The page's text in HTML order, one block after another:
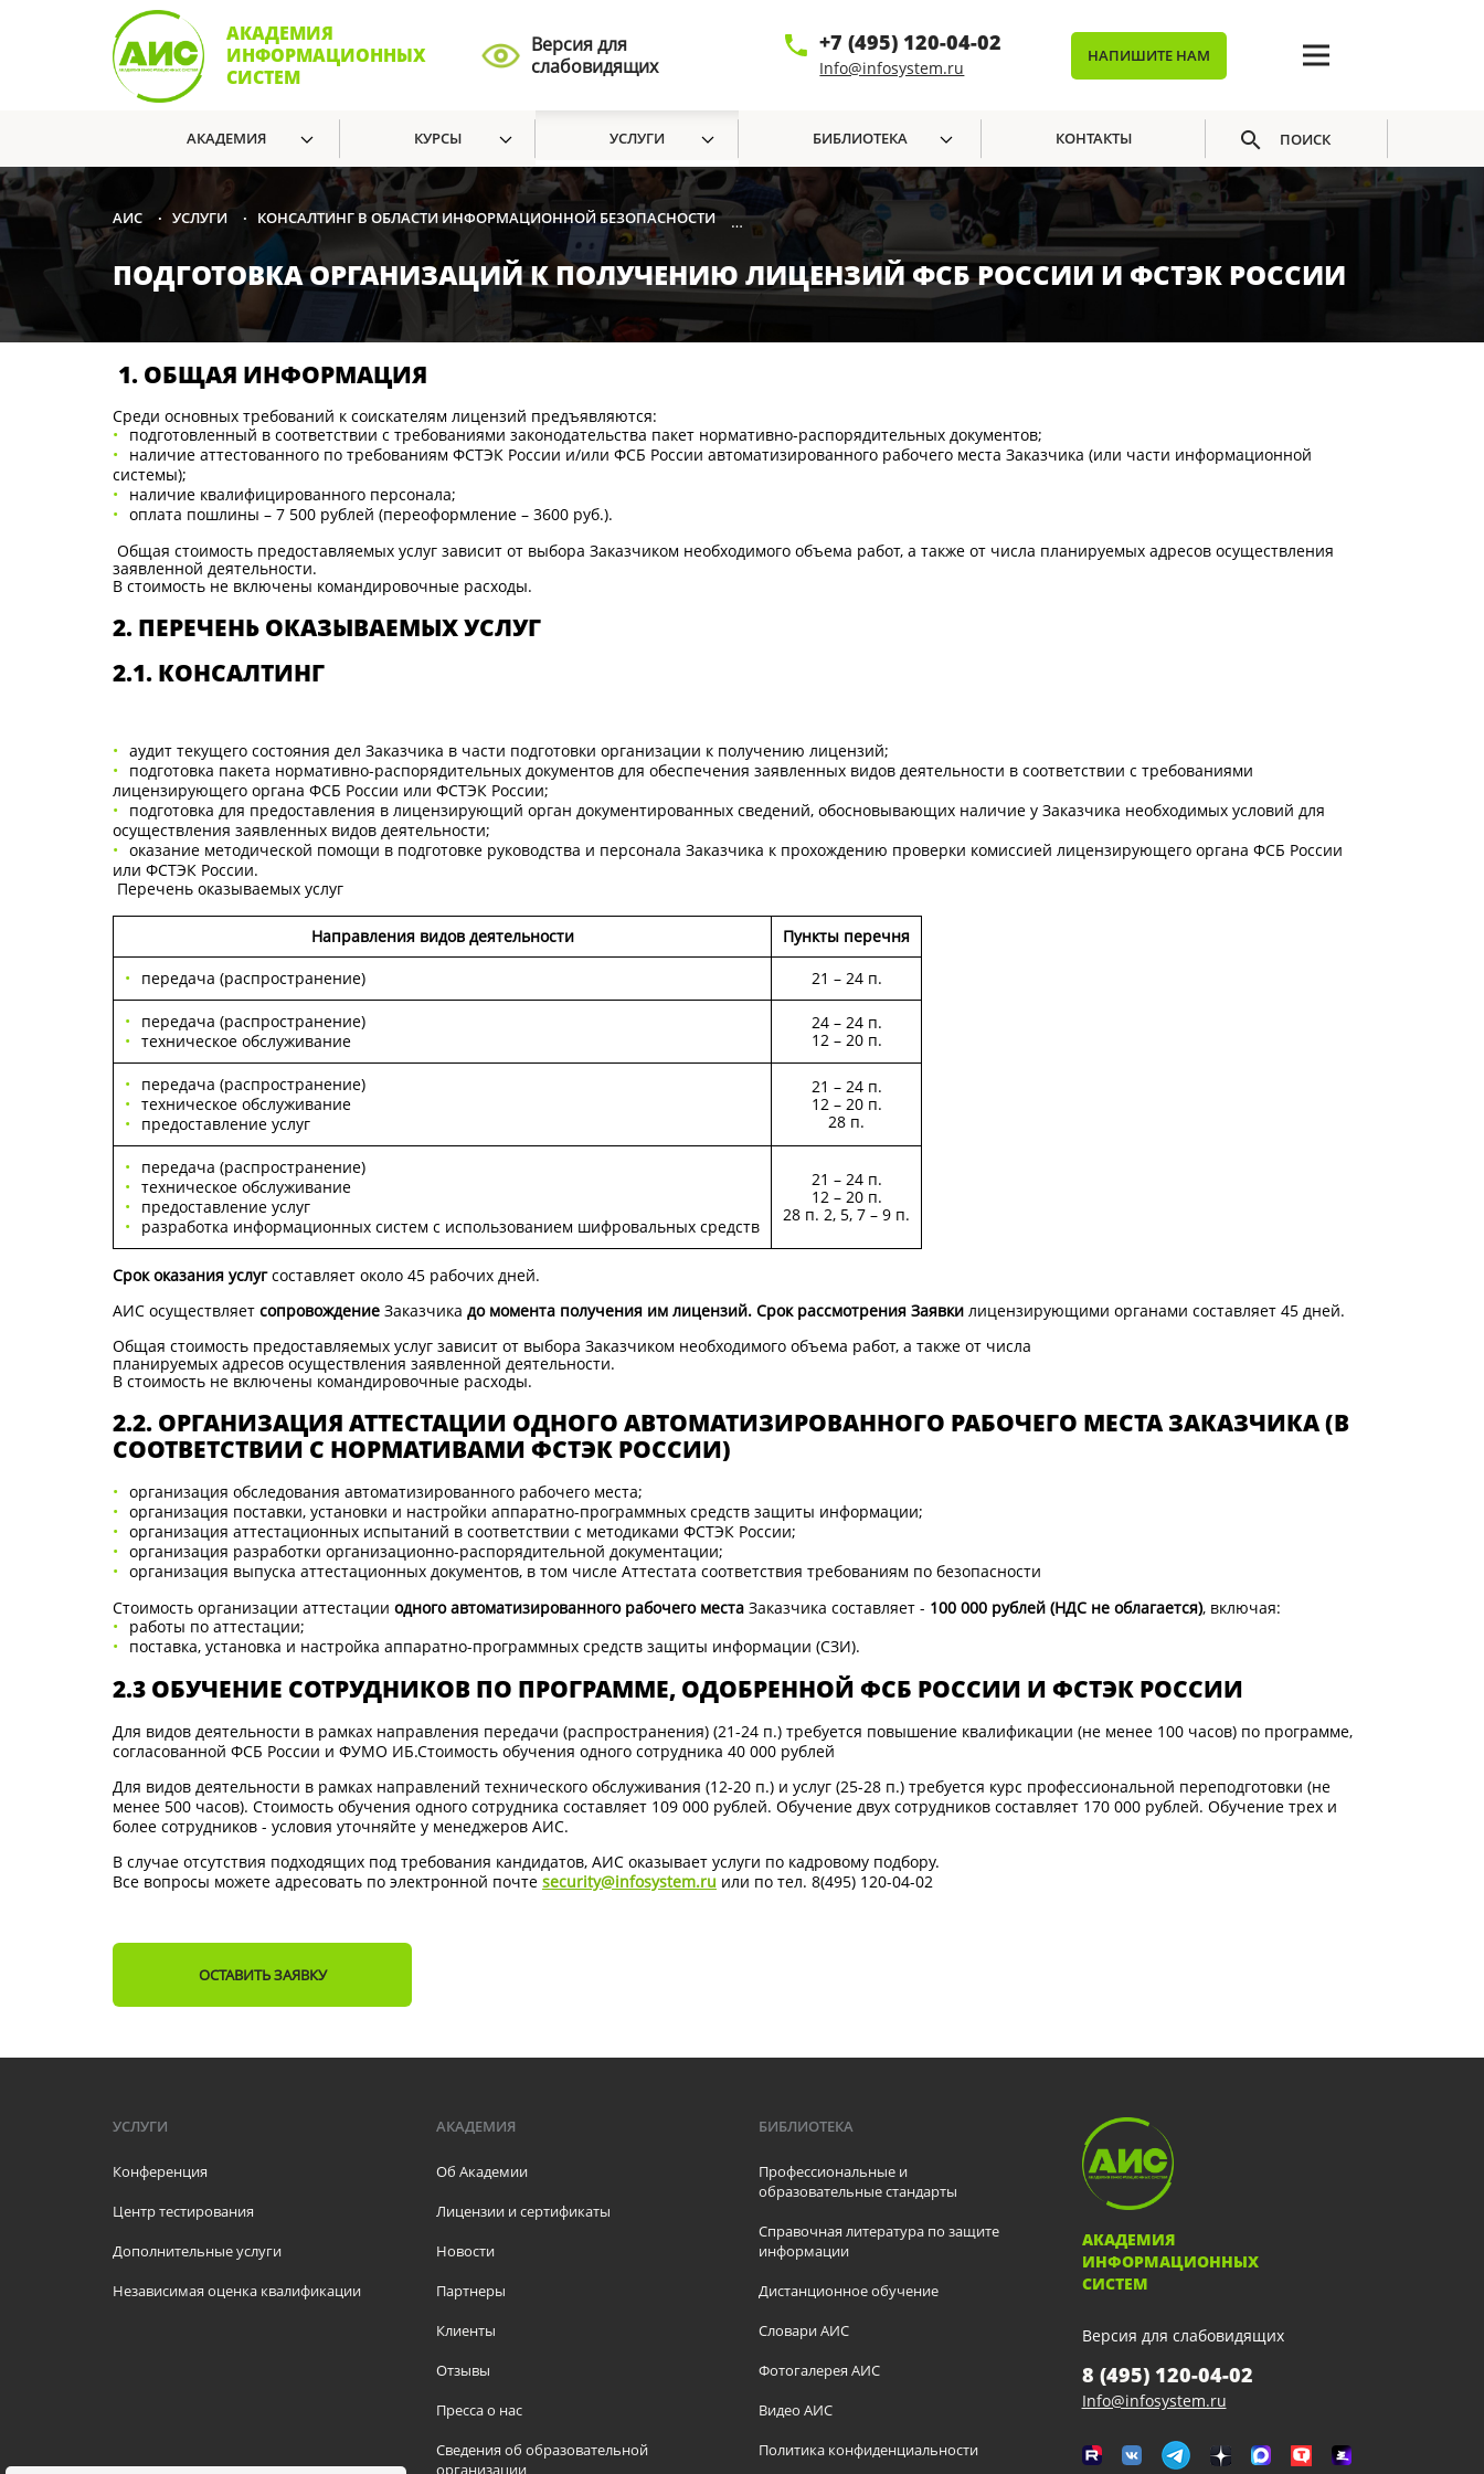
АКАДЕМИЯ
ИНФОРМАЦИОННЫХ
СИСТЕМ
Версия для
слабовидящих
+7 (495) 120-04-02
Info@infosystem.ru
НАПИШИТЕ НАМ
АКАДЕМИЯ КУРСЫ УСЛУГИ БИБЛИОТЕКА КОНТАКТЫ ПОИСК
АИС • УСЛУГИ • КОНСАЛТИНГ В ОБЛАСТИ ИНФОРМАЦИОННОЙ БЕЗОПАСНОСТИ ПОДГОТОВКА ОРГАНИЗАЦИЙ К ПОЛУЧЕНИЮ ЛИЦЕНЗИЙ
ПОДГОТОВКА ОРГАНИЗАЦИЙ К ПОЛУЧЕНИЮ ЛИЦЕНЗИЙ ФСБ РОССИИ И ФСТЭК РОССИИ
1. ОБЩАЯ ИНФОРМАЦИЯ
Среди основных требований к соискателям лицензий предъявляются:
подготовленный в соответствии с требованиями законодательства пакет нормативно-распорядительных документов;
наличие аттестованного по требованиям ФСТЭК России и/или ФСБ России автоматизированного рабочего места Заказчика (или части информационной
системы);
наличие квалифицированного персонала;
оплата пошлины – 7 500 рублей (переоформление – 3600 руб.).
Общая стоимость предоставляемых услуг зависит от выбора Заказчиком необходимого объема работ, а также от числа планируемых адресов осуществления
заявленной деятельности.
В стоимость не включены командировочные расходы.
2. ПЕРЕЧЕНЬ ОКАЗЫВАЕМЫХ УСЛУГ
2.1. КОНСАЛТИНГ
аудит текущего состояния дел Заказчика в части подготовки организации к получению лицензий;
подготовка пакета нормативно-распорядительных документов для обеспечения заявленных видов деятельности в соответствии с требованиями
лицензирующего органа ФСБ России или ФСТЭК России;
подготовка для предоставления в лицензирующий орган документированных сведений, обосновывающих наличие у Заказчика необходимых условий для
осуществления заявленных видов деятельности;
оказание методической помощи в подготовке руководства и персонала Заказчика к прохождению проверки комиссией лицензирующего органа ФСБ России
или ФСТЭК России.
Перечень оказываемых услуг
Направления видов деятельности
Пункты перечня
передача (распространение)
21 – 24 п.
передача (распространение)
техническое обслуживание
24 – 24 п.
12 – 20 п.
передача (распространение)
техническое обслуживание
предоставление услуг
21 – 24 п.
12 – 20 п.
28 п.
передача (распространение)
техническое обслуживание
предоставление услуг
разработка информационных систем с использованием шифровальных средств
21 – 24 п.
12 – 20 п.
28 п. 2, 5, 7 – 9 п.
Срок оказания услугсоставляет около 45 рабочих дней.
АИС осуществляет сопровождение Заказчика до момента получения им лицензий. Срок рассмотрения Заявки лицензирующими органами составляет 45 дней.
Общая стоимость предоставляемых услуг зависит от выбора Заказчиком необходимого объема работ, а также от числа
планируемых адресов осуществления заявленной деятельности.
В стоимость не включены командировочные расходы.
2.2. ОРГАНИЗАЦИЯ АТТЕСТАЦИИ ОДНОГО АВТОМАТИЗИРОВАННОГО РАБОЧЕГО МЕСТА ЗАКАЗЧИКА (В
СООТВЕТСТВИИ С НОРМАТИВАМИ ФСТЭК РОССИИ)
организация обследования автоматизированного рабочего места;
организация поставки, установки и настройки аппаратно-программных средств защиты информации;
организация аттестационных испытаний в соответствии с методиками ФСТЭК России;
организация разработки организационно-распорядительной документации;
организация выпуска аттестационных документов, в том числе Аттестата соответствия требованиям по безопасности
Стоимость организации аттестации одного автоматизированного рабочего места Заказчика составляет - 100 000 рублей (НДС не облагается), включая:
работы по аттестации;
поставка, установка и настройка аппаратно-программных средств защиты информации (СЗИ).
2.3 ОБУЧЕНИЕ СОТРУДНИКОВ ПО ПРОГРАММЕ, ОДОБРЕННОЙ ФСБ РОССИИ И ФСТЭК РОССИИ
Для видов деятельности в рамках направления передачи (распространения) (21-24 п.) требуется повышение квалификации (не менее 100 часов) по программе,
согласованной ФСБ России и ФУМО ИБ.Стоимость обучения одного сотрудника 40 000 рублей
Для видов деятельности в рамках направлений технического обслуживания (12-20 п.) и услуг (25-28 п.) требуется курс профессиональной переподготовки (не
менее 500 часов). Стоимость обучения одного сотрудника составляет 109 000 рублей. Обучение двух сотрудников составляет 170 000 рублей. Обучение трех и
более сотрудников - условия уточняйте у менеджеров АИС.
В случае отсутствия подходящих под требования кандидатов, АИС оказывает услуги по кадровому подбору.
Все вопросы можете адресовать по электронной почте security@infosystem.ru или по тел. 8(495) 120-04-02
ОСТАВИТЬ ЗАЯВКУ
УСЛУГИ
Конференция
Центр тестирования
Дополнительные услуги
Независимая оценка квалификации
АКАДЕМИЯ
Об Академии
Лицензии и сертификаты
Новости
Партнеры
Клиенты
Отзывы
Пресса о нас
Сведения об образовательной
организации
БИБЛИОТЕКА
Профессиональные и
образовательные стандарты
Справочная литература по защите
информации
Дистанционное обучение
Словари АИС
Фотогалерея АИС
Видео АИС
Политика конфиденциальности
АКАДЕМИЯ
ИНФОРМАЦИОННЫХ
СИСТЕМ
Версия для слабовидящих
8 (495) 120-04-02
Info@infosystem.ru